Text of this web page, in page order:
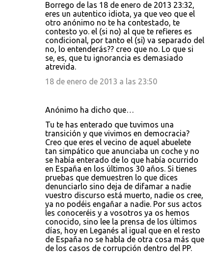
Borrego de las 18 de enero de 2013 23:32,
eres un autentico idiota, ya que veo que el
otro anónimo no te ha contestado, te
contesto yo. el (si no) al que te refieres es
condicional, por tanto el (si) va separado del
no, lo entenderás?? creo que no. Lo que si
se, es, que tu ignorancia es demasiado
atrevida.
18 de enero de 2013 a las 23:50
Anónimo ha dicho que…
Tu te has enterado que tuvimos una
transición y que vivimos en democracia?
Creo que eres el vecino de aquel abuelete
tan simpático que anunciaba un coche y no
se había enterado de lo que había ocurrido
en España en los últimos 30 años. Si tienes
pruebas que demuestren lo que dices
denunciarlo sino deja de difamar a nadie
vuestro discurso está muerto, nadie os cree,
ya no podéis engañar a nadie. Por sus actos
les conoceréis y a vosotros ya os hemos
conocido, sino lee la prensa de los últimos
días, hoy en Leganés al igual que en el resto
de España no se habla de otra cosa más que
de los casos de corrupción dentro del PP.